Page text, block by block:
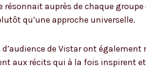
résonnait auprès de chaque
qu’une approche universelle.
d’audience de Vistar ont
aux récits qui à la fois inspirent et